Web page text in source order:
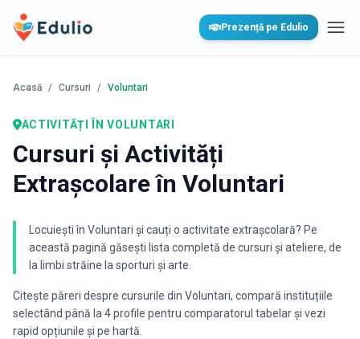
Edulio Prezență pe Edulio
Acasă / Cursuri / Voluntari
ACTIVITĂȚI ÎN VOLUNTARI
Cursuri și Activități
Extrașcolare în Voluntari
Locuiești în Voluntari și cauți o activitate extrașcolară? Pe
această pagină găsești lista completă de cursuri și ateliere, de
la limbi străine la sporturi și arte.
Citește păreri despre cursurile din Voluntari, compară instituțiile
selectând până la 4 profile pentru comparatorul tabelar și vezi
rapid opțiunile și pe hartă.